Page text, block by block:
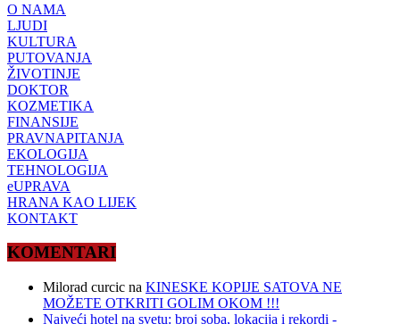
O NAMA
LJUDI
KULTURA
PUTOVANJA
ŽIVOTINJE
DOKTOR
KOZMETIKA
FINANSIJE
PRAVNAPITANJA
EKOLOGIJA
TEHNOLOGIJA
eUPRAVA
HRANA KAO LIJEK
KONTAKT
KOMENTARI
Milorad curcic na KINESKE KOPIJE SATOVA NE
MOŽETE OTKRITI GOLIM OKOM !!!
Najveći hotel na svetu: broj soba, lokacija i rekordi -